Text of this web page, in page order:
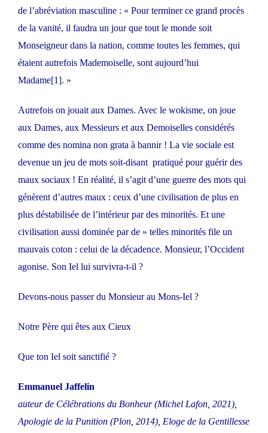
de l’abréviation masculine : « Pour terminer ce grand procès
de la vanité, il faudra un jour que tout le monde soit
Monseigneur dans la nation, comme toutes les femmes, qui
étaient autrefois Mademoiselle, sont aujourd’hui
Madame[1]. »
Autrefois on jouait aux Dames. Avec le wokisme, on joue
aux Dames, aux Messieurs et aux Demoiselles considérés
comme des nomina non grata à bannir ! La vie sociale est
devenue un jeu de mots soit-disant pratiqué pour guérir des
maux sociaux ! En réalité, il s’agit d’une guerre des mots qui
génèrent d’autres maux : ceux d’une civilisation de plus en
plus déstabilisée de l’intérieur par des minorités. Et une
civilisation aussi dominée par de » telles minorités file un
mauvais coton : celui de la décadence. Monsieur, l’Occident
agonise. Son Iel lui survivra-t-il ?
Devons-nous passer du Monsieur au Mons-Iel ?
Notre Père qui êtes aux Cieux
Que ton Iel soit sanctifié ?
Emmanuel Jaffelin
auteur de Célébrations du Bonheur (Michel Lafon, 2021),
Apologie de la Punition (Plon, 2014), Eloge de la Gentillesse